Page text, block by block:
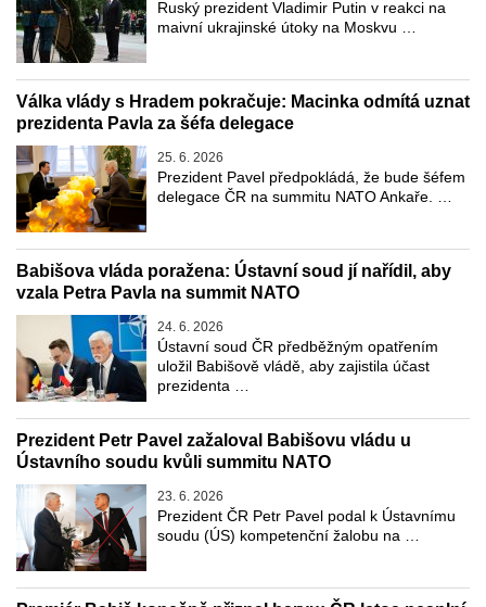
Ruský prezident Vladimir Putin v reakci na
maivní ukrajinské útoky na Moskvu …
Válka vlády s Hradem pokračuje: Macinka odmítá uznat
prezidenta Pavla za šéfa delegace
25. 6. 2026
Prezident Pavel předpokládá, že bude šéfem
delegace ČR na summitu NATO Ankaře. …
Babišova vláda poražena: Ústavní soud jí nařídil, aby
vzala Petra Pavla na summit NATO
24. 6. 2026
Ústavní soud ČR předběžným opatřením
uložil Babišově vládě, aby zajistila účast
prezidenta …
Prezident Petr Pavel zažaloval Babišovu vládu u
Ústavního soudu kvůli summitu NATO
23. 6. 2026
Prezident ČR Petr Pavel podal k Ústavnímu
soudu (ÚS) kompetenční žalobu na …